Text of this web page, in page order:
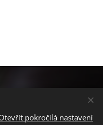
pokročilá nastavení